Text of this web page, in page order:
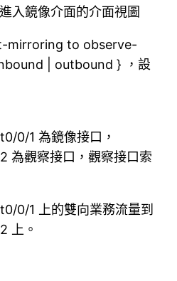
入鏡像介面的介面視圖
mirroring to observe-
| outbound } ，設
0/1 為鏡像接口，
為觀察接口，觀察接口索
0/1 上的雙向業務流量到
上。